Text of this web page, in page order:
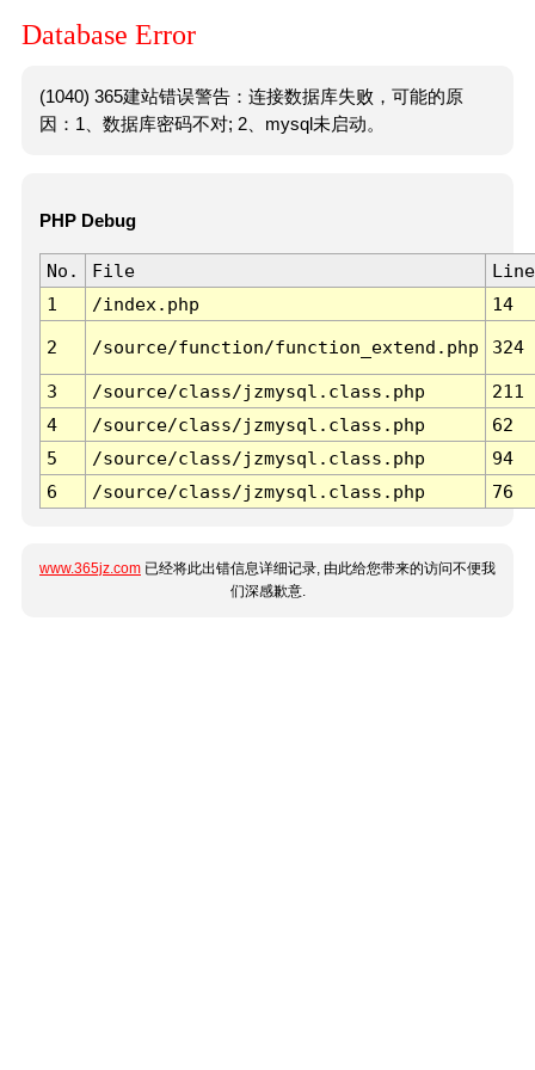
Database Error
(1040) 365建站错误警告：连接数据库失败，可能的原
因：1、数据库密码不对; 2、mysql未启动。
PHP Debug
No. File
Line
1
/index.php 14
2 /source/function/function_extend.php 324
3 /source/class/jzmysql.class.php
211
4
/source/class/jzmysql.class.php
62
5
/source/class/jzmysql.class.php
94
6
/source/class/jzmysql.class.php 76
www.365jz.com 已经将此出错信息详细记录, 由此给您带来的访问不便我
们深感歉意.